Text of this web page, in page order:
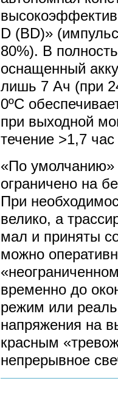
D (BD)»
80%). В
оснащенный
лишь 7 Ач (при
0ºС
при выходной
течение >1,7
«По умолчанию»
ограничено на
При
велико, а
мал и приняты
можно
временно до
режим или
напряжения на
красным
непрерывное